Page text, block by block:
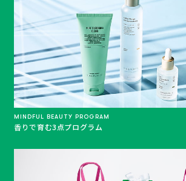
MINDFUL BEAUTY PROGRAM
香りで育む3点プログラム